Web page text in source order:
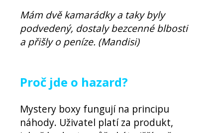
Mám dvě kamarádky a taky byly
podvedený, dostaly bezcenné blbosti
a přišly o peníze. (Mandisi)
Proč jde o hazard?
Mystery boxy fungují na principu
náhody. Uživatel platí za produkt,